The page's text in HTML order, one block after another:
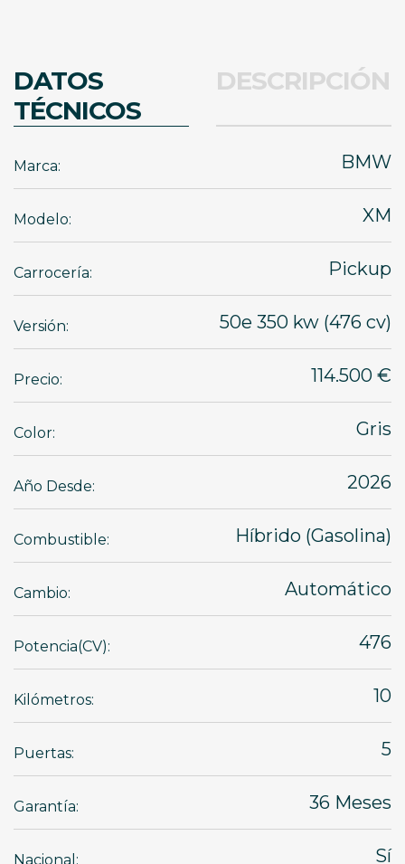
DATOS
TÉCNICOS
DESCRIPCIÓN
Marca: BMW
Modelo: XM
Carrocería: Pickup
Versión: 50e 350 kw (476 cv)
Precio: 114.500 €
Color: Gris
Año Desde: 2026
Combustible: Híbrido (Gasolina)
Cambio: Automático
Potencia(CV): 476
Kilómetros: 10
Puertas: 5
Garantía: 36 Meses
Nacional: Sí